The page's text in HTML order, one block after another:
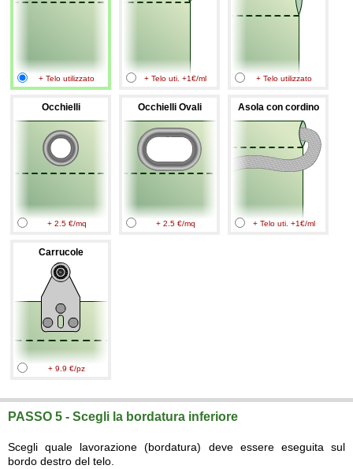
+ Telo utilizzato + Telo uti. +1€/ml + Telo utilizzato
Occhielli
+ 2.5 €/mq
Occhielli Ovali
+ 2.5 €/mq
Asola con cordino
+ Telo uti. +1€/ml
Carrucole
+ 9.9 €/pz
PASSO 5 - Scegli la bordatura inferiore
Scegli quale lavorazione (bordatura) deve essere eseguita sul
bordo destro del telo.